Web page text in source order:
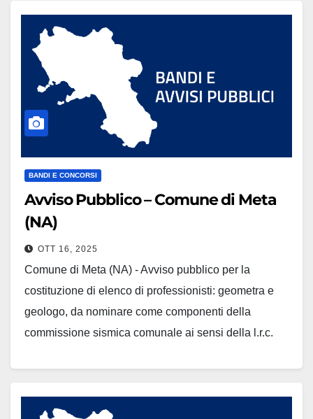
e…
BANDI E CONCORSI
Avviso Pubblico – Comune di Meta
(NA)
OTT 16, 2025
Comune di Meta (NA) - Avviso pubblico per la
costituzione di elenco di professionisti: geometra e
geologo, da nominare come componenti della
commissione sismica comunale ai sensi della l.r.c.